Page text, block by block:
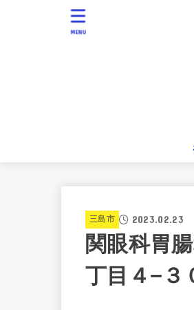
MENU
三島市 2023.02.23
関眼科胃
丁目４−３